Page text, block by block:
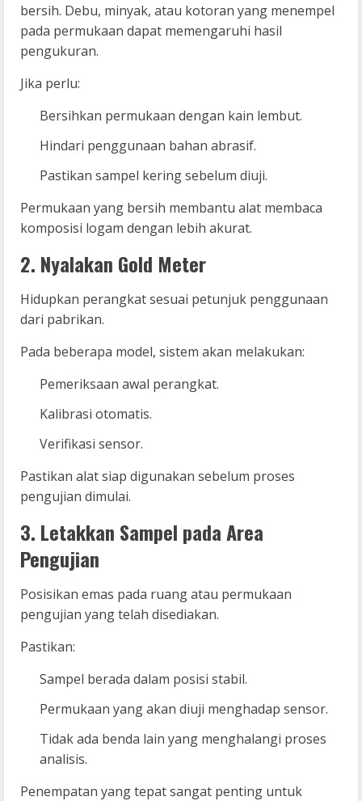
bersih. Debu, minyak, atau kotoran yang menempel
pada permukaan dapat memengaruhi hasil
pengukuran.
Jika perlu:
Bersihkan permukaan dengan kain lembut.
Hindari penggunaan bahan abrasif.
Pastikan sampel kering sebelum diuji.
Permukaan yang bersih membantu alat membaca
komposisi logam dengan lebih akurat.
2. Nyalakan Gold Meter
Hidupkan perangkat sesuai petunjuk penggunaan
dari pabrikan.
Pada beberapa model, sistem akan melakukan:
Pemeriksaan awal perangkat.
Kalibrasi otomatis.
Verifikasi sensor.
Pastikan alat siap digunakan sebelum proses
pengujian dimulai.
3. Letakkan Sampel pada Area
Pengujian
Posisikan emas pada ruang atau permukaan
pengujian yang telah disediakan.
Pastikan:
Sampel berada dalam posisi stabil.
Permukaan yang akan diuji menghadap sensor.
Tidak ada benda lain yang menghalangi proses
analisis.
Penempatan yang tepat sangat penting untuk